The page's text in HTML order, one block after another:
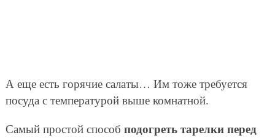
А еще есть горячие салаты… Им тоже требуется
посуда с температурой выше комнатной.
Самый простой способ подогреть тарелки перед